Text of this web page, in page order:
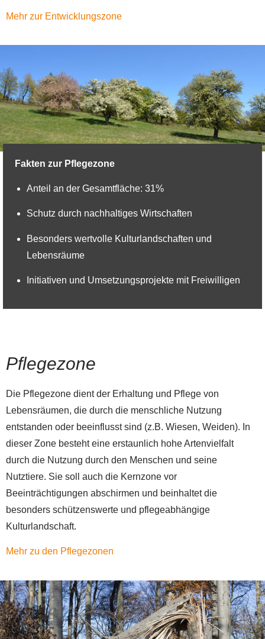
Mehr zur Entwicklungszone
Fakten zur Pflegezone
Anteil an der Gesamtfläche: 31%
Schutz durch nachhaltiges Wirtschaften
Besonders wertvolle Kulturlandschaften und
Lebensräume
Initiativen und Umsetzungsprojekte mit Freiwilligen
Pflegezone
Die Pflegezone dient der Erhaltung und Pflege von
Lebensräumen, die durch die menschliche Nutzung
entstanden oder beeinflusst sind (z.B. Wiesen, Weiden). In
dieser Zone besteht eine erstaunlich hohe Artenvielfalt
durch die Nutzung durch den Menschen und seine
Nutztiere. Sie soll auch die Kernzone vor
Beeinträchtigungen abschirmen und beinhaltet die
besonders schützenswerte und pflegeabhängige
Kulturlandschaft.
Mehr zu den Pflegezonen